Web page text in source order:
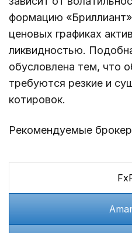
формацию
ценовых графиках
ликвидностью.
обусловлена тем, что
требуются резкие и
котировок.
Рекомендуемые